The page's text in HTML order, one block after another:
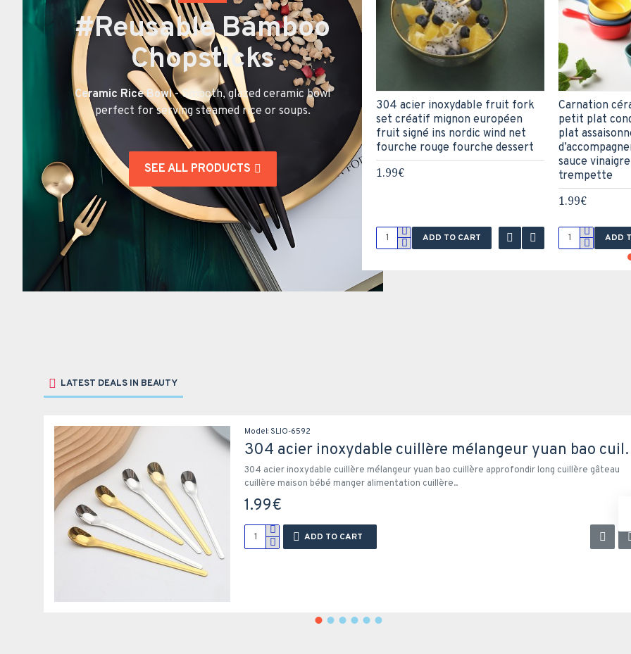
#Reusable Bamboo
Chopsticks
Ceramic Rice Bowl- Smooth, glazed ceramic bowl
perfect for serving steamed rice or soups.
SEE ALL PRODUCTS
304 acier inoxydable fruit fork
set créatif mignon européen
fruit signé ins nordic wind net
fourche rouge fourche dessert
1.99€
ADD TO CART
Carnation
petit plat
plat
sauce
trempette
1.99€
ADD
LATEST DEALS IN BEAUTY
Model: SLIO-6592
304 acier inoxydable cuillère
304 acier inoxydable cuillère mélangeur yuan bao cuillère approfondir long cuillère gâteau
cuillère maison bébé manger alimentation cuillère..
1.99€
ADD TO CART